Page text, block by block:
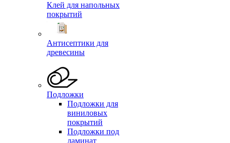
Клей для напольных
покрытий
Антисептики для
древесины
Подложки
Подложки для
виниловых
покрытий
Подложки под
ламинат